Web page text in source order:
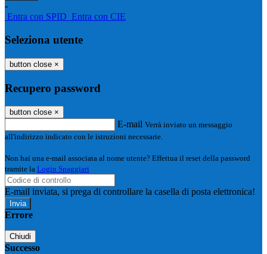
-
Entra con SPID Entra con CIE
Seleziona utente
button close ×
Recupero password
button close ×
E-mail Verrà inviato un messaggio
all'indirizzo indicato con le istruzioni necessarie.
Non hai una e-mail associata al nome utente? Effettua il reset della password
tramite la Login Spaggiari
E-mail inviata, si prega di controllare la casella di posta elettronica!
Errore
Chiudi
Successo